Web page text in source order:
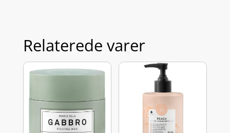
Relaterede varer